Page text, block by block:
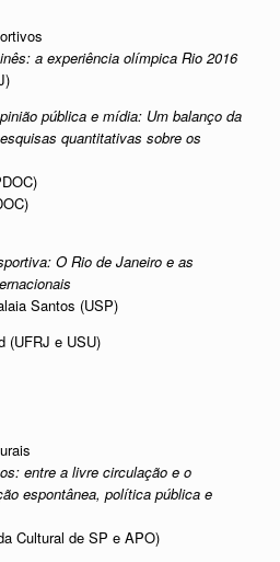
a experiência olímpica Rio 2016
pública e mídia: Um balanço da
quantitativas sobre os
O Rio de Janeiro e as
Santos (USP)
(UFRJ e USU)
entre a livre circulação e o
espontânea, política pública e
Cultural de SP e APO)